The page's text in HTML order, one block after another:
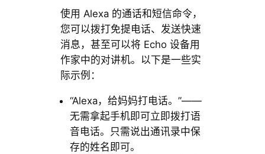
使用 Alexa 的通话和短信命令，
您可以拨打免提电话、发送快速
消息，甚至可以将 Echo 设备用
作家中的对讲机。以下是一些实
际示例：
“Alexa，给妈妈打电话。”——
无需拿起手机即可立即拨打语
音电话。只需说出通讯录中保
存的姓名即可。